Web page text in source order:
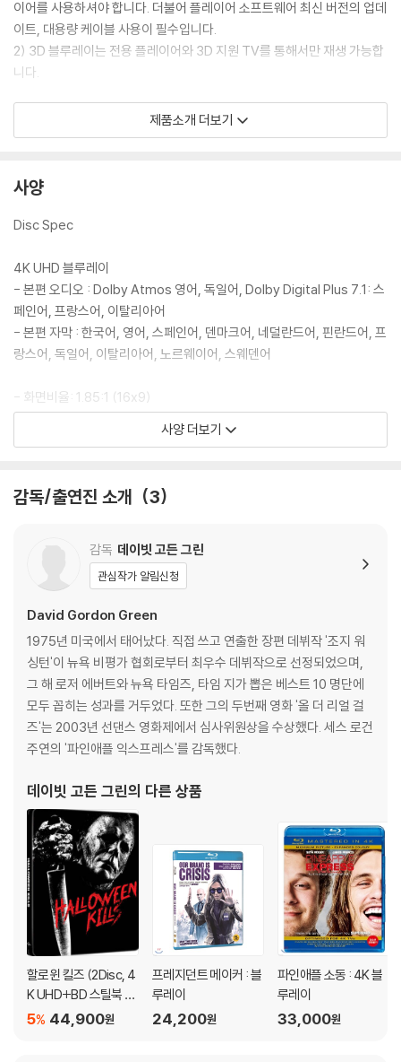
이어를 사용하셔야 합니다. 더불어 플레이어 소프트웨어 최신 버전의 업데
이트, 대용량 케이블 사용이 필수입니다.
2) 3D 블루레이는 전용 플레이어와 3D 지원 TV를 통해서만 재생 가능합
니다.
※ 아웃케이스/구성품/포장 상태
1) 제작/배송 과정에서 경미한 아웃케이스 주름, 모서리 눌림 및 갈라짐이
다.
있습니다.
름 손상에 의한 교환/반품은 불가합니다.
4) 본품 보호를 위해 노란색의 카톤 박스로 재포장한 경우, 카톤박스 손상
에 의한 교환/반품은 불가합니다.
5) 아웃케이스/구성품/포장 상태 불량에 의한 교환/반품 신청시 불량 확
인을 위해 개봉 시의 동영상을 요청할 수 있으며, 동영상이 없는 경우 교
※ 디스크 재생 불량
1) 기기 문제로 인해 발생하는 재생 불량 현상에 대해서는 반품/교환이 불
2) 정전기와 먼지로 인해 재생이 원활하지 않은 경우가 있습니다. 디스크
3) 일부 PC 연결형 ODD의 경우 호환 상의 문제로 정상적인 디스크도 재
생이 불가능한 경우가 있습니다. 독립형 전용 플레이어 사용을 권장드리
며, ODD 사용으로 인한 재생 불량의 경우 교환 시에도 동일한 오류가 발
생할 수 있음을 알려드립니다.
※ 디스크 외관 불량
디스크에 미세한 잔 흠집이 남아있거나 인쇄 면이 깨끗하지 않은 경우가
있으며, 상품의 불량이 아닙니다. 단, 재생에 이상이 있는 경우에는 불량으
로 인한 반품/교환이 가능합니다.
※ 교환/반품 안내
상을 요청할 수 있으며, 동영상이 없는 경우 교환/반품이 제한될 수 있습니
관련 사진과 동영상 및 재생 기기 모델명을 첨부하여 첨부하여 고객센터에
문의 바랍니다.
2) 사양 오인지, 오 구매, 변심 사유로의 반품은 제품 개봉 전에만 운임비
부담 후 처리 가능합니다.
3) 스틸북 한정판, 초회 한정판의 경우 제작 수량이 한정되어 있고, 택배
이동 과정에서의 손상이 발생하면, 재 판매가 어려우므로 신중한 구매 선
택을 부탁드립니다.
4) 한정판 상품의 변심, 오구매로 인한 반품은 회송된 상품의 상태 확인 후
제품소개 더보기
사양
Disc Spec
4K UHD 블루레이
- 본편 오디오 : Dolby Atmos 영어, 독일어, Dolby Digital Plus 7.1: 스
페인어, 프랑스어, 이탈리아어
- 본편 자막 : 한국어, 영어, 스페인어, 덴마크어, 네덜란드어, 핀란드어, 프
랑스어, 독일어, 이탈리아어, 노르웨이어, 스웨덴어
- 화면비율: 1.85:1 (16x9)
- 스페셜피쳐 오디오: 영어
- 스페셜피쳐 자막: 영어, 네덜란드어, 프랑스어, 독일어, 이탈리아어 (한
*4K UHD 디스크 재생 후 첫 언어 선택 부분에서 영어를 선택해야 메뉴화
면에서 부가영상이 나타납니다. (‘한국어’를 선택하시면 메뉴에 부가영상
이 나타나지 않습니다.) 한국어자막은 지원되지 않습니다.
-Feature Commentary with cowriter/ director David Gordon G
reen, executive producer Ryan Turek, co-writer Peter Sattler
and Special Makeup FX Designer Christopher Nelson
-Making a Believer(08:43)
-Ellen and Linda: Reunited(04:31)
-Stages of Possession(06:01)
-Editing an Exorcism(04:32)
-Matters of Faith(04:22)
사양 더보기
감독/출연진 소개 3
감독 데이빗 고든 그린
관심작가 알림신청
David Gordon Green
1975년 미국에서 태어났다. 직접 쓰고 연출한 장편 데뷔작 '조지 워
싱턴'이 뉴욕 비평가 협회로부터 최우수 데뷔작으로 선정되었으며,
그 해 로저 에버트와 뉴욕 타임즈, 타임 지가 뽑은 베스트 10 명단에
모두 꼽히는 성과를 거두었다. 또한 그의 두번째 영화 '올 더 리얼 걸
즈'는 2003년 선댄스 영화제에서 심사위원상을 수상했다. 세스 로건
주연의 '파인애플 익스프레스'를 감독했다.
데이빗 고든 그린의 다른 상품
할로윈 킬즈 (2Disc, 4
K UHD+BD 스틸북 한
정수량) : 블루레이
44,900원
5%
프레지던트 메이커 : 블
루레이
24,200원
파인애플 소동 : 4K 블
루레이
33,000원